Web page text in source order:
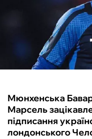
БУКМЕКЕРИ
Мюнхенська
Марсель
підписання
лондонського